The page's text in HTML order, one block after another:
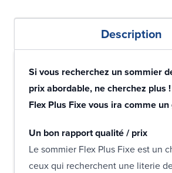
Description
Si vous recherchez un sommier
prix abordable, ne cherchez plus
Flex Plus Fixe vous ira comme un
Un bon rapport qualité / prix
Le sommier Flex Plus Fixe est un
ceux qui recherchent une literie